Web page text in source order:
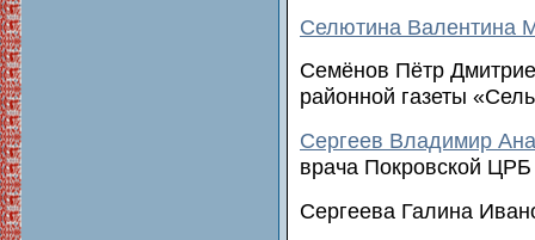
Селютина Валентина
Семёнов Пётр
районной газеты
Сергеев Владимир
врача Покровской ЦРБ
Сергеева Галина